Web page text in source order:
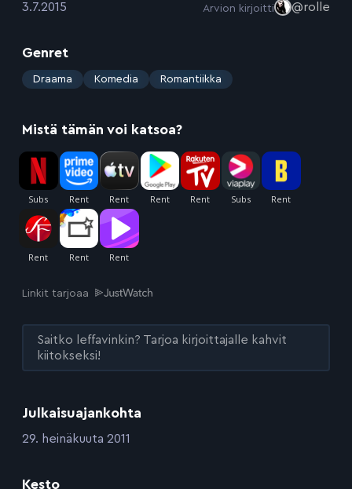
Julkaisuajankohta
:29. heinäkuuta 2011
Kesto
:3.7.2015 Arvion kirjoitti @rolle
Genret
: Draama Komedia Romantiikka
Mistä tämän voi katsoa?
Linkit tarjoaa
Saitko leffavinkin? Tarjoa kirjoittajalle kahvit
kiitokseksi!